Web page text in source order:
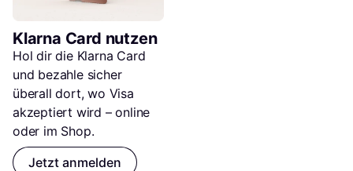
Klarna Card nutzen
Hol dir die Klarna Card
und bezahle sicher
überall dort, wo Visa
akzeptiert wird – online
oder im Shop.
Jetzt anmelden